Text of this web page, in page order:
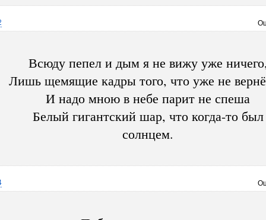
Всюду пепел и дым я не вижу уже
Лишь щемящие кадры того, что уже не
И надо мною в небе парит не спеша
Белый гигантский шар, что когда-то был
солнцем.